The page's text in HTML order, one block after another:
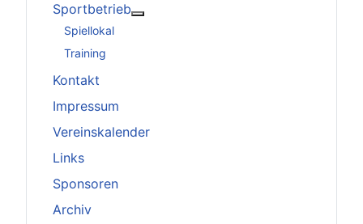
Sportbetrieb
Spiellokal
Training
Kontakt
Impressum
Vereinskalender
Links
Sponsoren
Archiv